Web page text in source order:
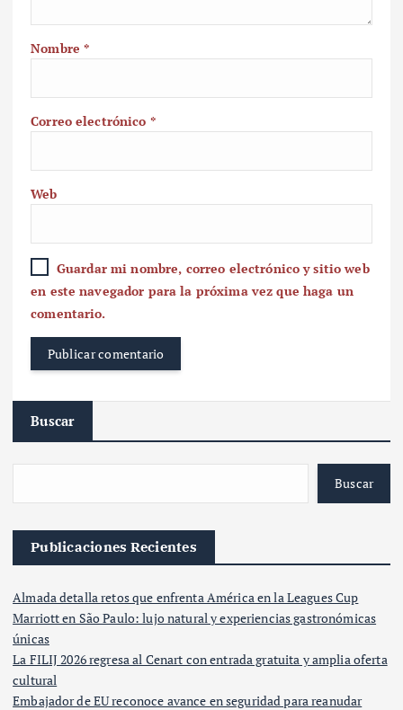
Nombre*
Correo electrónico *
Web
Guardar mi nombre, correo electrónico y sitio web
en este navegador para la próxima vez que haga un
comentario.
Buscar
Buscar
Publicaciones Recientes
Almada detalla retos que enfrenta América en la Leagues Cup
Marriott en São Paulo: lujo natural y experiencias gastronómicas
únicas
La FILIJ 2026 regresa al Cenart con entrada gratuita y amplia oferta
cultural
Embajador de EU reconoce avance en seguridad para reanudar